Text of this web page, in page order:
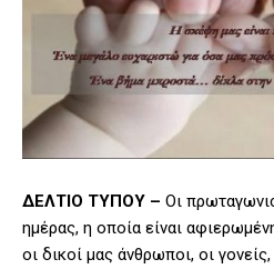
ΔΕΛΤΙΟ ΤΥΠΟΥ – Οι
ημέρας, η οποία είναι
οι δικοί μας άνθρωποι, οι